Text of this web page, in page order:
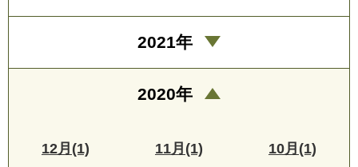
2021年
2020年
12月(1) 11月(1) 10月(1)